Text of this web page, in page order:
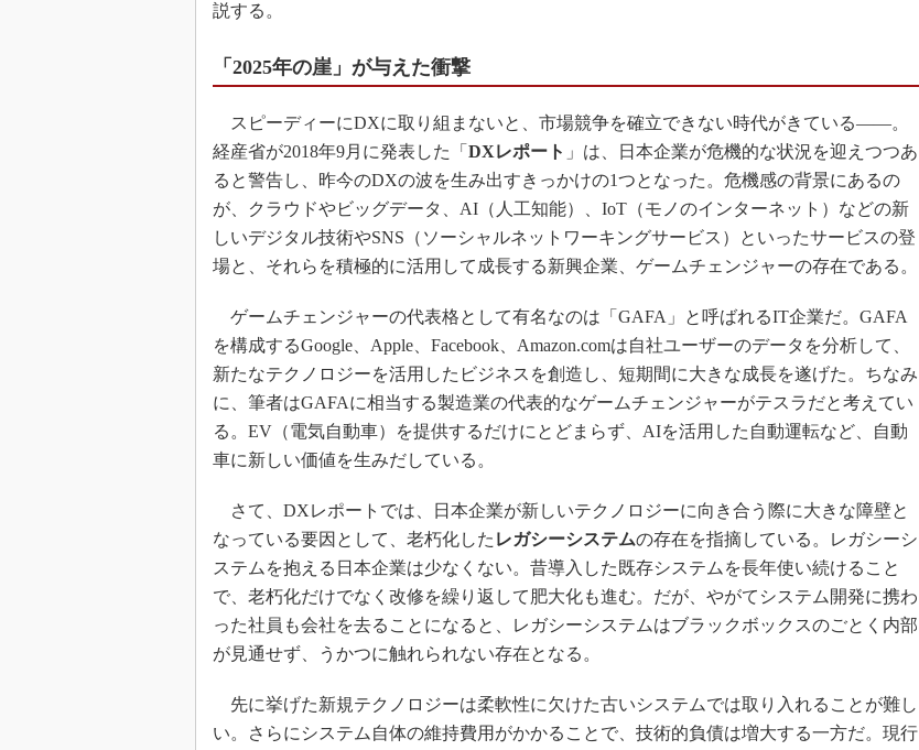
知財マネジメント
海外生産
グローバル設計・開発
制御セキュリティ
新型コロナへの対応
説する。
「2025年の崖」が与えた衝撃
スピーディーにDXに取り組まないと、市場競争を確立できない時代がきている――。
経産省が2018年9月に発表した「 DXレポート 」は、日本企業が危機的な状況を迎えつつあ
ると警告し、昨今のDXの波を生み出すきっかけの1つとなった。危機感の背景にあるの
が、クラウドやビッグデータ、AI（人工知能）、IoT（モノのインターネット）などの新
しいデジタル技術やSNS（ソーシャルネットワーキングサービス）といったサービスの登
場と、それらを積極的に活用して成長する新興企業、ゲームチェンジャーの存在である。
ゲームチェンジャーの代表格として有名なのは「GAFA」と呼ばれるIT企業だ。GAFA
を構成するGoogle、Apple、Facebook、Amazon.comは自社ユーザーのデータを分析して、
新たなテクノロジーを活用したビジネスを創造し、短期間に大きな成長を遂げた。ちなみ
に、筆者はGAFAに相当する製造業の代表的なゲームチェンジャーがテスラだと考えてい
る。EV（電気自動車）を提供するだけにとどまらず、AIを活用した自動運転など、自動
車に新しい価値を生みだしている。
さて、DXレポートでは、日本企業が新しいテクノロジーに向き合う際に大きな障壁と
なっている要因として、老朽化した レガシーシステムの存在を指摘している。レガシーシ
ステムを抱える日本企業は少なくない。昔導入した既存システムを長年使い続けること
で、老朽化だけでなく改修を繰り返して肥大化も進む。だが、やがてシステム開発に携わ
った社員も会社を去ることになると、レガシーシステムはブラックボックスのごとく内部
が見通せず、うかつに触れられない存在となる。
先に挙げた新規テクノロジーは柔軟性に欠けた古いシステムでは取り入れることが難し
い。さらにシステム自体の維持費用がかかることで、技術的負債は増大する一方だ。現行